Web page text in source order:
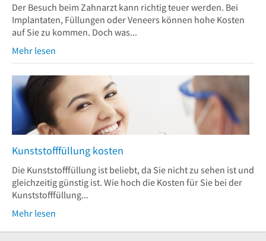
Der Besuch beim Zahnarzt kann richtig teuer werden. Bei
Implantaten, Füllungen oder Veneers können hohe Kosten
auf Sie zu kommen. Doch was...
Mehr lesen
Kunststofffüllung kosten
Die Kunststofffüllung ist beliebt, da Sie nicht zu sehen ist und
gleichzeitig günstig ist. Wie hoch die Kosten für Sie bei der
Kunststofffüllung...
Mehr lesen